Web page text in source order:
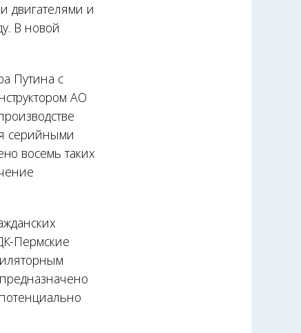
двигателями и
В новой
Путина с
АО
серийными
восемь таких
Пермские